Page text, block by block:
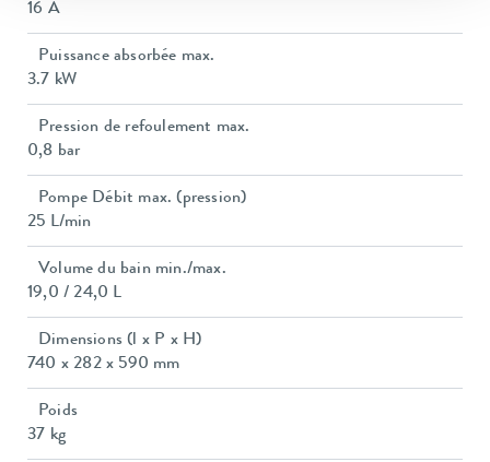
16 A
Puissance absorbée max.
3.7 kW
Pression de refoulement max.
0,8 bar
Pompe Débit max. (pression)
25 L/min
Volume du bain min./max.
19,0 / 24,0 L
Dimensions (l x P x H)
740 x 282 x 590 mm
Poids
37 kg